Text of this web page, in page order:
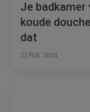
Je badkamer
koude
dat
22 FEB. 2024